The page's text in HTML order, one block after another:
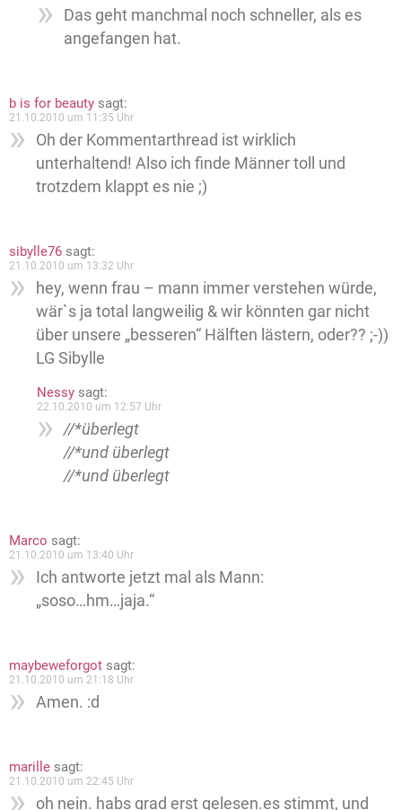
Das geht manchmal noch schneller, als es
angefangen hat.
b is for beauty sagt:
21.10.2010 um 11:35 Uhr
Oh der Kommentarthread ist wirklich
unterhaltend! Also ich finde Männer toll und
trotzdem klappt es nie ;)
sibylle76 sagt:
21.10.2010 um 13:32 Uhr
hey, wenn frau – mann immer verstehen würde,
wär`s ja total langweilig & wir könnten gar nicht
über unsere „besseren“ Hälften lästern, oder?? ;-))
LG Sibylle
Nessy sagt:
22.10.2010 um 12:57 Uhr
//*überlegt
//*und überlegt
//*und überlegt
Marco sagt:
21.10.2010 um 13:40 Uhr
Ich antworte jetzt mal als Mann:
„soso…hm…jaja.“
maybeweforgot sagt:
21.10.2010 um 21:18 Uhr
Amen. :d
marille sagt:
21.10.2010 um 22:45 Uhr
oh nein. habs grad erst gelesen.es stimmt, und